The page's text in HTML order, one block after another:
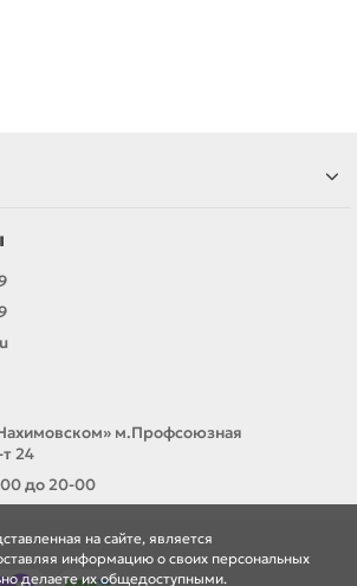
на сайте, является
информацию о своих персональных
делаете их общедоступными.
м.Профсоюзная
24
до 20-00